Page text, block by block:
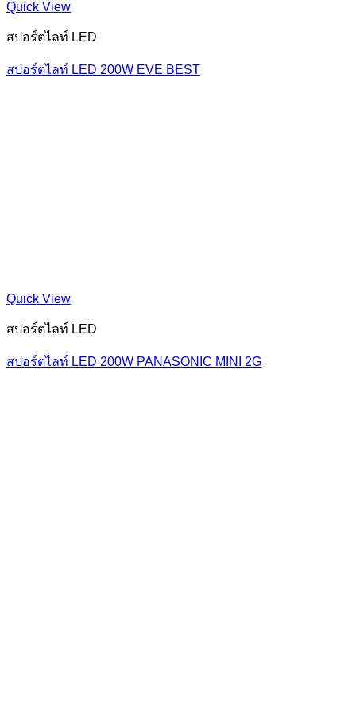
Quick View
สปอร์ตไลท์ LED
สปอร์ตไลท์ LED 200W EVE BEST
Quick View
สปอร์ตไลท์ LED
สปอร์ตไลท์ LED 200W PANASONIC MINI 2G